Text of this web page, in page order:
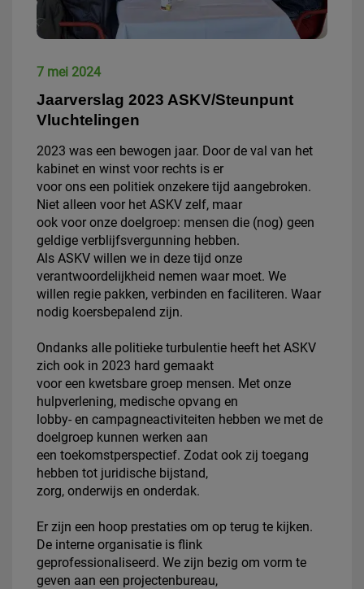
7 mei 2024
Jaarverslag 2023 ASKV/Steunpunt
Vluchtelingen
2023 was een bewogen jaar. Door de val van het
kabinet en winst voor rechts is er
voor ons een politiek onzekere tijd aangebroken.
Niet alleen voor het ASKV zelf, maar
ook voor onze doelgroep: mensen die (nog) geen
geldige verblijfsvergunning hebben.
Als ASKV willen we in deze tijd onze
verantwoordelijkheid nemen waar moet. We
willen regie pakken, verbinden en faciliteren. Waar
nodig koersbepalend zijn.
Ondanks alle politieke turbulentie heeft het ASKV
zich ook in 2023 hard gemaakt
voor een kwetsbare groep mensen. Met onze
hulpverlening, medische opvang en
lobby- en campagneactiviteiten hebben we met de
doelgroep kunnen werken aan
een toekomstperspectief. Zodat ook zij toegang
hebben tot juridische bijstand,
zorg, onderwijs en onderdak.
Er zijn een hoop prestaties om op terug te kijken.
De interne organisatie is flink
geprofessionaliseerd. We zijn bezig om vorm te
geven aan een projectenbureau,